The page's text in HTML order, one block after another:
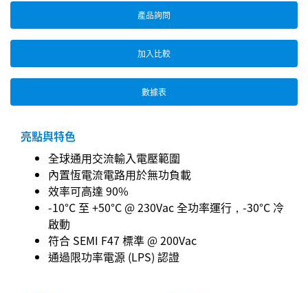
產品詢問
加入比較
數據表
亮點與特色
全球通用交流輸入電壓範圍
內置恆電流電路用於無功負載
效率可高達 90%
-10°C 至 +50°C @ 230Vac 全功率運行，-30°C 冷
啟動
符合 SEMI F47 標準 @ 200Vac
通過限功率電源 (LPS) 認證